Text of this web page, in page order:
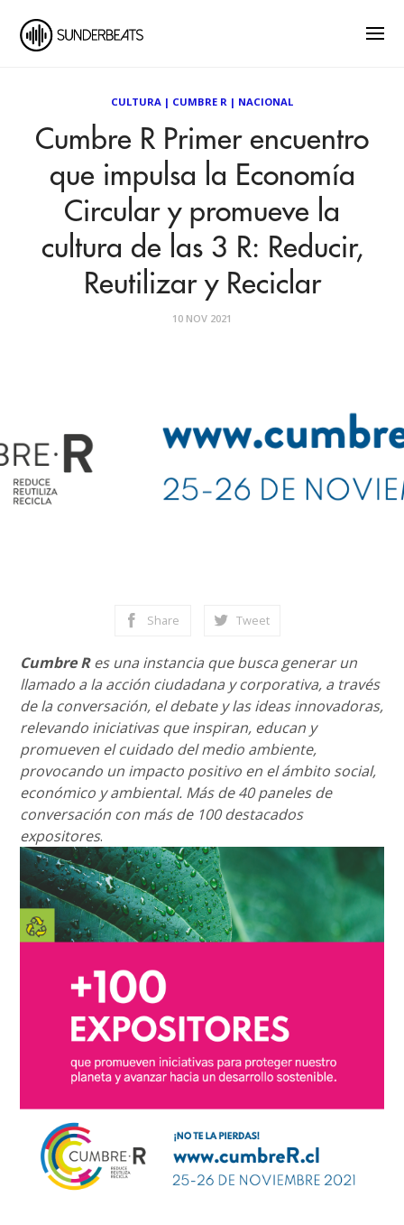
CULTURA | CUMBRE R | NACIONAL
Cumbre R Primer encuentro
que impulsa la Economía
Circular y promueve la
cultura de las 3 R: Reducir,
Reutilizar y Reciclar
10 NOV 2021
Share Tweet
Cumbre R es una instancia que busca generar un
llamado a la acción ciudadana y corporativa, a través
de la conversación, el debate y las ideas innovadoras,
relevando iniciativas que inspiran, educan y
promueven el cuidado del medio ambiente,
provocando un impacto positivo en el ámbito social,
económico y ambiental. Más de 40 paneles de
conversación con más de 100 destacados
expositores.